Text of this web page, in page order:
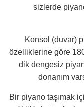
sizlerde
Konsol (duvar)
özelliklerine göre
dik dengesiz
donanım
Bir piyano taşımak